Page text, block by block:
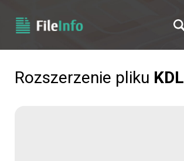
Rozszerzenie pliku KDL